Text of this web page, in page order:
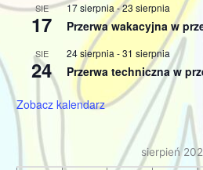
SIE
17
17 sierpnia-23 sierpnia
Przerwa wakacyjna w
SIE
24
24 sierpnia -31 sierpnia
Przerwa techniczna w
Zobacz kalendarz
sierpień